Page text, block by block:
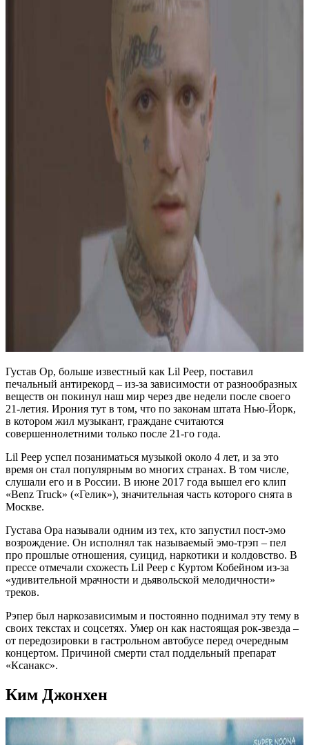
Густав Ор, больше известный как Lil Peep, поставил
печальный антирекорд – из-за зависимости от разнообразных
веществ он покинул наш мир через две недели после своего
21-летия. Ирония тут в том, что по законам штата Нью-Йорк,
в котором жил музыкант, граждане считаются
совершеннолетними только после 21-го года.
Lil Peep успел позаниматься музыкой около 4 лет, и за это
время он стал популярным во многих странах. В том числе,
слушали его и в России. В июне 2017 года вышел его клип
«Benz Truck» («Гелик»), значительная часть которого снята в
Москве.
Густава Ора называли одним из тех, кто запустил пост-эмо
возрождение. Он исполнял так называемый эмо-трэп – пел
про прошлые отношения, суицид, наркотики и колдовство. В
прессе отмечали схожесть Lil Peep с Куртом Кобейном из-за
«удивительной мрачности и дьявольской мелодичности»
треков.
Рэпер был наркозависимым и постоянно поднимал эту тему в
своих текстах и соцсетях. Умер он как настоящая рок-звезда –
от передозировки в гастрольном автобусе перед очередным
концертом. Причиной смерти стал поддельный препарат
«Ксанакс».
Ким Джонхен